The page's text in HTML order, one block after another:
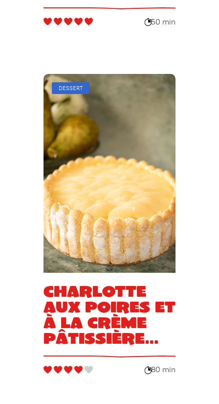
50 min
DESSERT
Charlotte
aux poires et
à la crème
pâtissière
rapide et
délicieuse
80 min